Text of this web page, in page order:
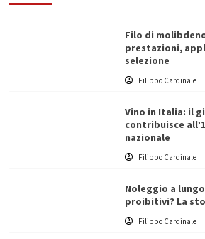
Filo di
prestazioni,
selezione
Filippo Cardinale
Vino in Italia: il
contribuisce
nazionale
Filippo Cardinale
Noleggio a
proibitivi? La
Filippo Cardinale